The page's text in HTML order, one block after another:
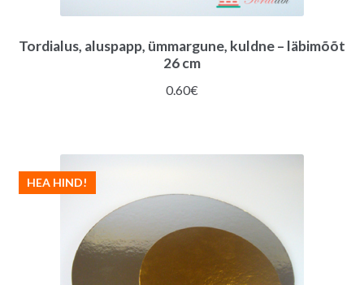
Tordialus, aluspapp, ümmargune, kuldne – läbimõõt
26 cm
0.60€
HEA HIND!